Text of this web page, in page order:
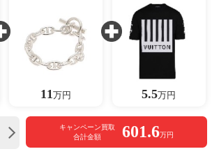
11 万円 5.5万円
キャンペーン買取
合計金額
601.6万円